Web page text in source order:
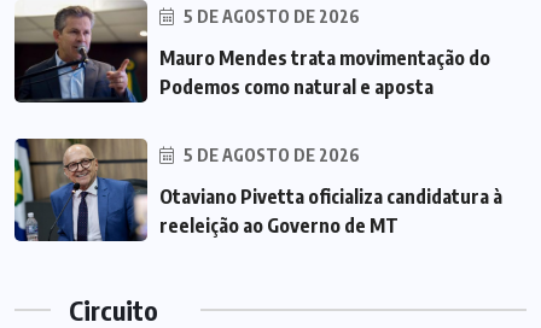
5 DE AGOSTO DE 2026
Mauro Mendes trata movimentação do
Podemos como natural e aposta
5 DE AGOSTO DE 2026
Otaviano Pivetta oficializa candidatura à
reeleição ao Governo de MT
Circuito